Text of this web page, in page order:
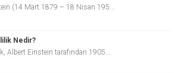
(14 Mart 1879 – 18 Nisan 195...
Nedir?
Albert Einstein tarafından 1905...